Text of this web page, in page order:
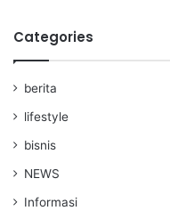
Categories
berita
lifestyle
bisnis
NEWS
Informasi